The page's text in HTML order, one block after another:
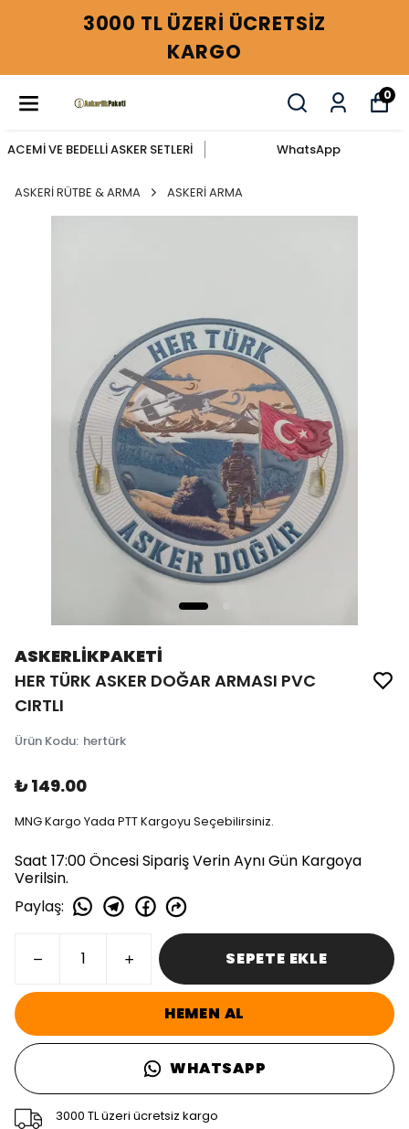
3000 TL ÜZERİ ÜCRETSİZ
KARGO
0
ACEMİ VE BEDELLİ ASKER SETLERİ WhatsApp
ASKERİ RÜTBE & ARMA ASKERİ ARMA
ASKERLİKPAKETİ
HER TÜRK ASKER DOĞAR ARMASI PVC
CIRTLI
Ürün Kodu: hertürk
₺ 149.00
MNG Kargo Yada PTT Kargoyu Seçebilirsiniz.
Saat 17:00 Öncesi Sipariş Verin Aynı Gün Kargoya
Verilsin.
Paylaş:
SEPETE EKLE
HEMEN AL
WHATSAPP
3000 TL üzeri ücretsiz kargo